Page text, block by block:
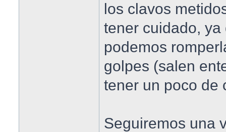
los clavos
tener cuidado,
podemos
golpes (salen
tener un poco de
Seguiremos una